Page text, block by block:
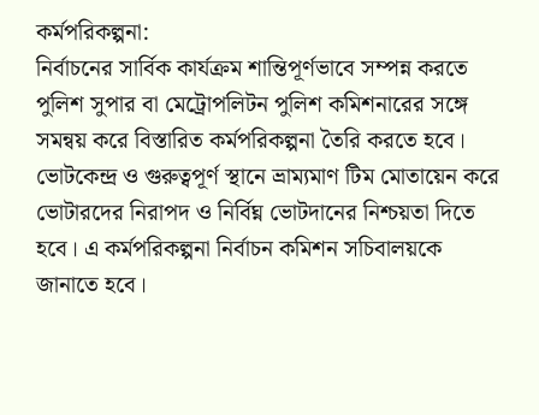
কর্মপরিকল্পনা:
নির্বাচনের সার্বিক কার্যক্রম শান্তিপূর্ণভাবে সম্পন্ন করতে
পুলিশ সুপার বা মেট্রোপলিটন পুলিশ কমিশনারের সঙ্গে
সমন্বয় করে বিস্তারিত কর্মপরিকল্পনা তৈরি করতে হবে।
ভোটকেন্দ্র ও গুরুত্বপূর্ণ স্থানে ভ্রাম্যমাণ টিম মোতায়েন করে
ভোটারদের নিরাপদ ও নির্বিঘ্ন ভোটদানের নিশ্চয়তা দিতে
হবে। এ কর্মপরিকল্পনা নির্বাচন কমিশন সচিবালয়কে
জানাতে হবে।